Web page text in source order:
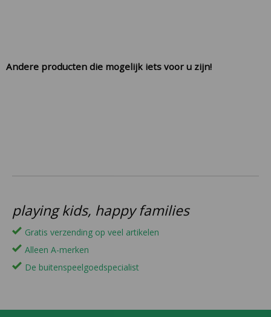
Andere producten die mogelijk iets voor u zijn!
playing kids, happy families
Gratis verzending op veel artikelen
Alleen A-merken
De buitenspeelgoedspecialist